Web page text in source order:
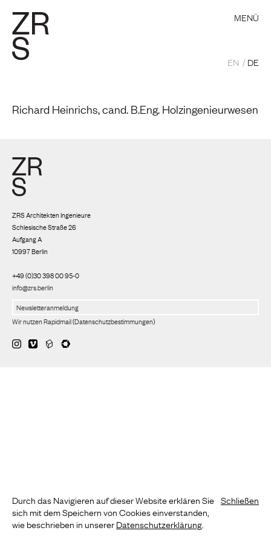
MENÜ
EN DE
Richard Heinrichs, cand. B.Eng. Holzingenieurwesen
ZRS Architekten Ingenieure
Schlesische Straße 26
Aufgang A
10997 Berlin
+49 (0)30 398 00 95-0
info@zrs.berlin
Wir nutzen Rapidmail(Datenschutzbestimmungen)
Durch das Navigieren auf dieser Website erklären Sie
sich mit dem Speichern von Cookies einverstanden,
wie beschrieben in unsererDatenschutzerklärung
Schließen